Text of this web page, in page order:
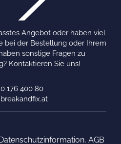
Angebot oder haben viel
bei der Bestellung oder Ihrem
sonstige Fragen zu
Kontaktieren Sie uns!
176 400 80
, AGB